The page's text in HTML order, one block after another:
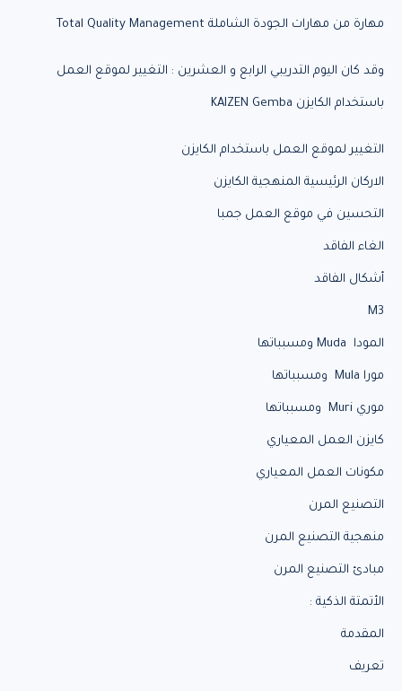
مهارة من مهارات الجودة الشاملة Total Quality Management
وقد كان اليوم التدريبي الرابع و العشرين : التغيير لموقع العمل
باستخدام الكايزن KAIZEN Gemba
التغيير لموقع العمل باستخدام الكايزن
الاركان الرئيسية المنهجية الكايزن
التحسين في موقع العمل جمبا
الغاء الفاقد
أشكال الفاقد
M3
المودا Muda ومسبباتها
مورا Mula ومسبباتها
موري Muri ومسبباتها
كايزن العمل المعياري
مكونات العمل المعياري
التصنيع المرن
منهجية التصنيع المرن
مبادئ التصنيع المرن
الأتمتة الذكية :
المقدمة
تعريف